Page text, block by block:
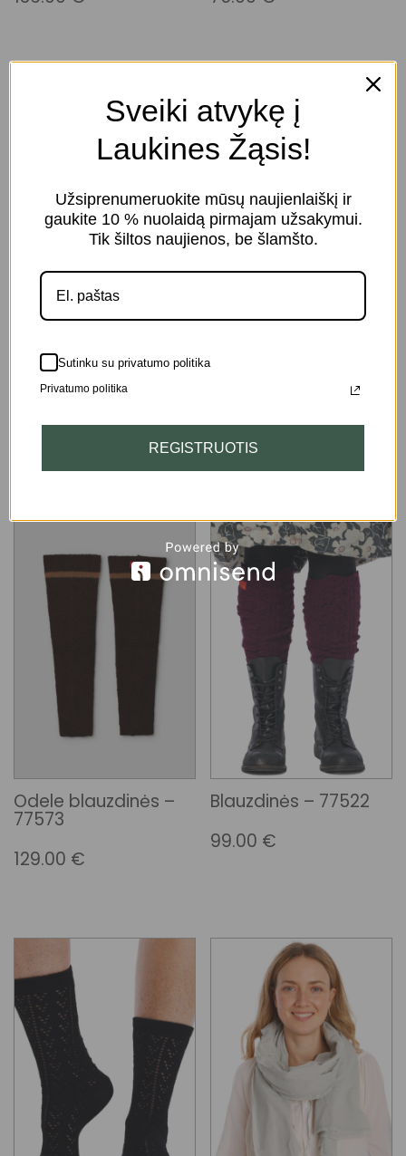
Melsvas dryžuotas
šalis su jako vilna
75.00€
Rana dekoratyvinė
109.00€
Odele blauzdinės –
77573
129.00 €
Blauzdinės – 77522
99.00 €
Sveiki atvykę į
Laukines Žąsis!
Užsiprenumeruokite mūsų naujienlaiškį ir
gaukite 10 % nuolaidą pirmajam užsakymui.
Tik šiltos naujienos, be šlamšto.
Sutinku su privatumo politika
Privatumo politika
REGISTRUOTIS